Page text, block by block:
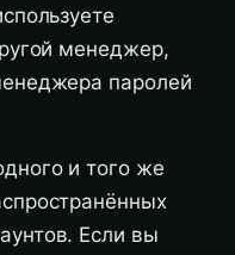
менеджер,
паролей
и того же
Если вы